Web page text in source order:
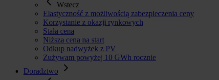
Wstecz
Elastyczność z możliwością zabezpieczenia ceny
Korzystanie z okazji rynkowych
Stała cena
Niższa cena na start
Odkup nadwyżek z PV
Zużywam powyżej 10 GWh rocznie
Doradztwo